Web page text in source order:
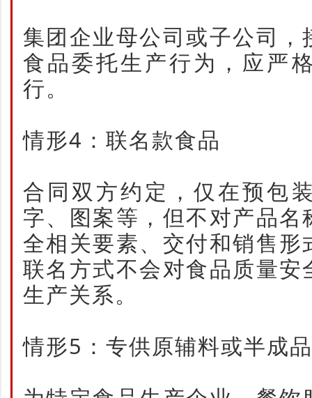
集团企业母公司或子公司
食品委托生产行为，应严
行。
情形4：联名款食品
合同双方约定，仅在预包
字、图案等，但不对产品
全相关要素、交付和销售
联名方式不会对食品质量
生产关系。
情形5：专供原辅料或半成品